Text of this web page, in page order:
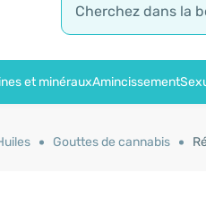
et minérauxAmincissement
Gouttes de cannabis